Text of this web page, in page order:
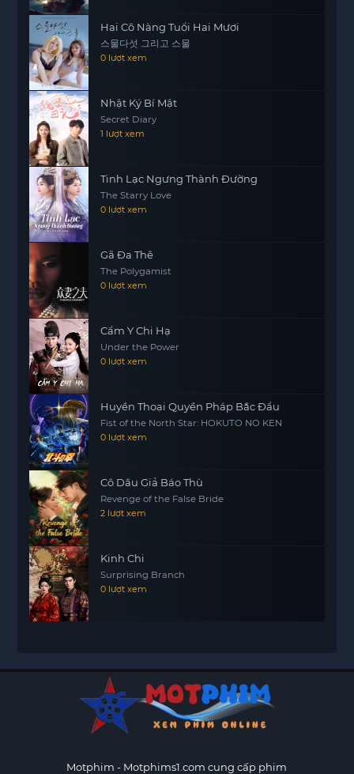
khám phá bản thân, tình yêu và giá trị thật sự của
cuộc sống. Liệu họ có thể vượt qua được những
khó khăn này và tìm thấy hạnh phúc thực sự? Hãy
cùng theo dõi để tìm ra câu trả lời.
Hai Cô Nàng Tuổi Hai Mươi
스물다섯 그리고 스물
0 lượt xem
Nhật Ký Bí Mật
Secret Diary
1 lượt xem
Tinh Lạc Ngưng Thành Đường
The Starry Love
0 lượt xem
Gã Đa Thê
The Polygamist
0 lượt xem
Cẩm Y Chi Hạ
Under the Power
0 lượt xem
Huyền Thoại Quyền Pháp Bắc Đẩu
Fist of the North Star: HOKUTO NO KEN
0 lượt xem
Cô Dâu Giả Báo Thù
Revenge of the False Bride
2 lượt xem
Kinh Chi
Surprising Branch
0 lượt xem
Motphim - Motphims1.com cung cấp phim